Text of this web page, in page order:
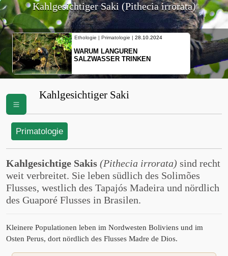
Kahlgesichtiger Saki (Pithecia irrorata)
Ethologie | Primatologie |28.10.2024
WARUM LANGUREN
SALZWASSER TRINKEN
Kahlgesichtiger Saki
Primatologie
Kahlgesichtige Sakis (Pithecia irrorata) sind recht
weit verbreitet. Sie leben südlich des Solimões
Flusses, westlich des Tapajós Madeira und nördlich
des Guaporé Flusses in Brasilen.
Kleinere Populationen leben im Nordwesten Boliviens und im
Osten Perus, dort nördlich des Flusses Madre de Dios.